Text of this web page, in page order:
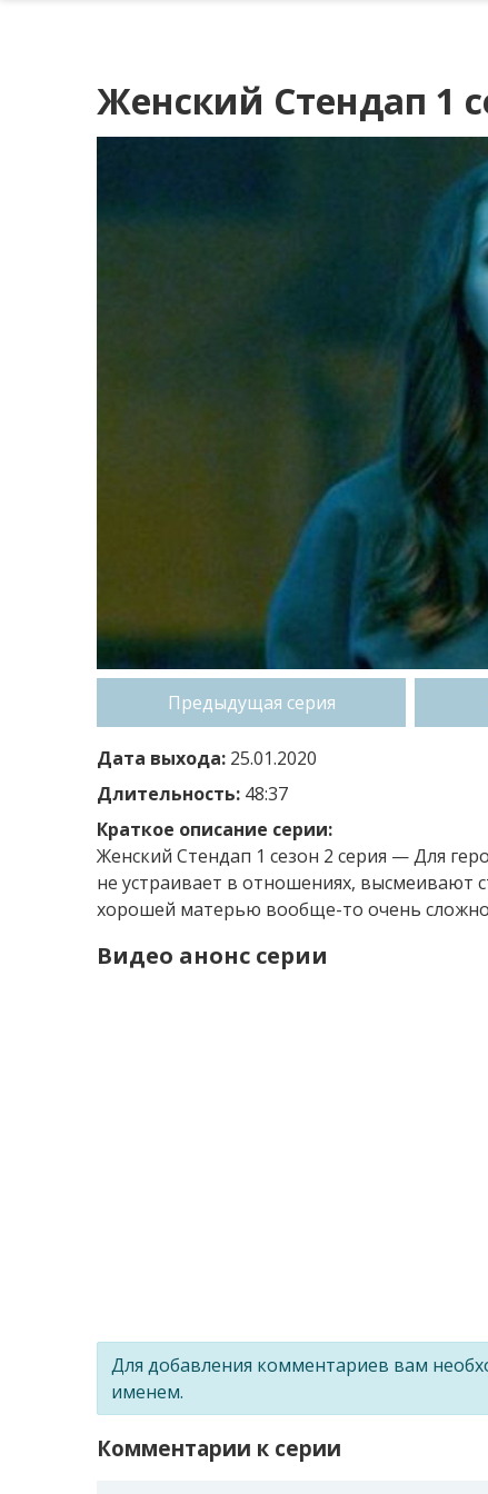
Женский Стендап 1
Предыдущая серия
Дата выхода: 25.01.2020
Длительность: 48:37
Краткое описание серии:
Женский Стендап 1 сезон 2 серия — Для
не устраивает в отношениях, высмеивают
хорошей матерью вообще-то очень
Видео анонс серии
Для добавления комментариев вам
именем.
Комментарии к серии